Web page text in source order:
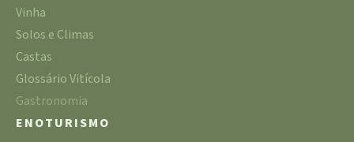
Vinha
Solos e Climas
Castas
Glossário Vitícola
Gastronomia
ENOTURISMO